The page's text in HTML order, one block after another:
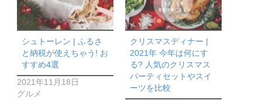
シュトーレン | ふるさ
と納税が使えちゃう! お
すすめ4選
2021年11月18日
グルメ
クリスマスディナー |
2021年 今年は何にす
る? 人気のクリスマス
パーティセットやスイ
ーツを比較